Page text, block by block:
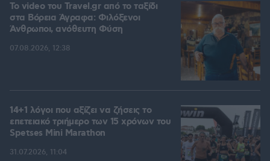
To video του Travel.gr από το ταξίδι
στα Βόρεια Άγραφα: Φιλόξενοι
Άνθρωποι, ανόθευτη Φύση
07.08.2026, 12:38
14+1 λόγοι που αξίζει να ζήσεις το
επετειακό τριήμερο των 15 χρόνων του
Spetses Mini Marathon
31.07.2026, 11:04